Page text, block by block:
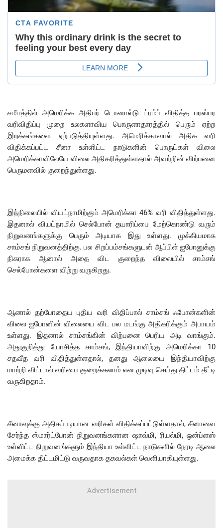
சமீபத்தில் அமெரிக்க அதிபர் டொனால்டு ட்ரம்ப் விதித்த பரஸ்பர
வரிவிதிப்பு முறை உலகளாவிய பொருளாதாரத்தில் பெரும் ஏற்ற
இறக்கங்களை ஏற்படுத்தியுள்ளது. அமெரிக்காவால் அதிக வரி
விதிக்கப்பட்ட சீனா உள்ளிட்ட நாடுகளின் பொருட்கள் விலை
அமெரிக்காவிலேயே விலை அதிகரித்துள்ளதால் அவற்றின் விற்பனை
பெருமளவில் குறைந்துள்ளது.
இந்நிலையில் வியட்நாமிற்கும் அமெரிக்கா 46% வரி விதித்துள்ளது.
இதனால் வியட்நாமில் செல்போன் தயாரிப்பை மேற்கொண்டு வரும்
நிறுவனங்களுக்கு பெரும் அடியாக இது உள்ளது. முக்கியமாக
சாம்சங் நிறுவனத்திற்கு. பல சிறப்பம்சங்களுடன் ஆப்பிள் ஐபோனுக்கு
நிகராக ஆனால் அதை விட குறைந்த விலையில் சாம்சங்
செல்போன்களை விற்று வருகிறது.
ஆனால் தற்போதைய புதிய வரி விதிப்பால் சாம்சங் ஃபோன்களின்
விலை ஐபோனின் விலையை விட பல மடங்கு அதிகரிக்கும் அபாயம்
உள்ளது. இதனால் சாம்சங்கின் விற்பனை பெரிய அடி வாங்கும்.
அதுகுறித்து யோசித்த சாம்சங், இந்தியாவிற்கு அமெரிக்கா 10
சதவீத வரி விதித்துள்ளதால், தனது ஆலையை இந்தியாவிற்கு
மாற்றி விட்டால் வரியை குறைக்கலாம் என முடிவு செய்து திட்டம் தீட்டி
வருகிறதாம்.
சீனாவுக்கு அதிகப்படியான வரிகள் விதிக்கப்பட்டுள்ளதால், சீனாவை
சேர்ந்த ஸ்மார்ட்போன் நிறுவனங்களான ஷாவ்மி, ரியல்மி, ஒன்ப்ளஸ்
உள்ளிட்ட நிறுவனங்களும் இந்தியா உள்ளிட்ட நாடுகளில் நேரடி ஆலை
அமைக்க திட்டமிட்டு வருவதாக தகவல்கள் வெளியாகியுள்ளது.